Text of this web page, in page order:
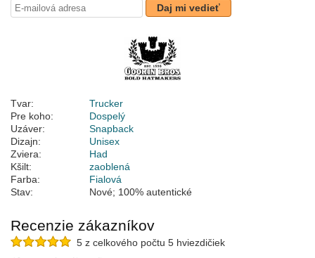
Daj mi vedieť
Tvar:
Trucker
Pre koho:
Dospelý
Uzáver:
Snapback
Dizajn:
Unisex
Zviera:
Had
Kšilt:
zaoblená
Farba:
Fialová
Stav:
Nové; 100% autentické
Recenzie zákazníkov
5 z celkového počtu 5 hviezdičiek